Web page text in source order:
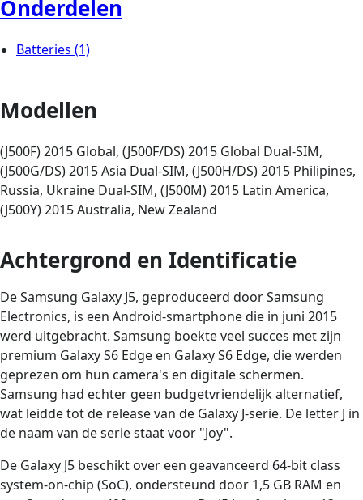
Onderdelen
Batteries (1)
Modellen
(J500F) 2015 Global, (J500F/DS) 2015 Global Dual-SIM,
(J500G/DS) 2015 Asia Dual-SIM, (J500H/DS) 2015 Philipines,
Russia, Ukraine Dual-SIM, (J500M) 2015 Latin America,
(J500Y) 2015 Australia, New Zealand
Achtergrond en Identificatie
De Samsung Galaxy J5, geproduceerd door Samsung
Electronics, is een Android-smartphone die in juni 2015
werd uitgebracht. Samsung boekte veel succes met zijn
premium Galaxy S6 Edge en Galaxy S6 Edge, die werden
geprezen om hun camera's en digitale schermen.
Samsung had echter geen budgetvriendelijk alternatief,
wat leidde tot de release van de Galaxy J-serie. De letter J in
de naam van de serie staat voor "Joy".
De Galaxy J5 beschikt over een geavanceerd 64-bit class
system-on-chip (SoC), ondersteund door 1,5 GB RAM en